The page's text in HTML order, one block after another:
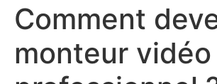
Comment
monteur vidéo